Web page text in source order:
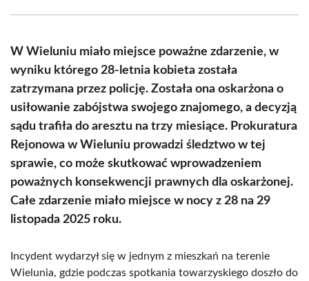
(Twitter)
W Wieluniu miało miejsce poważne zdarzenie, w
wyniku którego 28-letnia kobieta została
zatrzymana przez policję. Została ona oskarżona o
usiłowanie zabójstwa swojego znajomego, a decyzją
sądu trafiła do aresztu na trzy miesiące. Prokuratura
Rejonowa w Wieluniu prowadzi śledztwo w tej
sprawie, co może skutkować wprowadzeniem
poważnych konsekwencji prawnych dla oskarżonej.
Całe zdarzenie miało miejsce w nocy z 28 na 29
listopada 2025 roku.
Incydent wydarzył się w jednym z mieszkań na terenie
Wielunia, gdzie podczas spotkania towarzyskiego doszło do